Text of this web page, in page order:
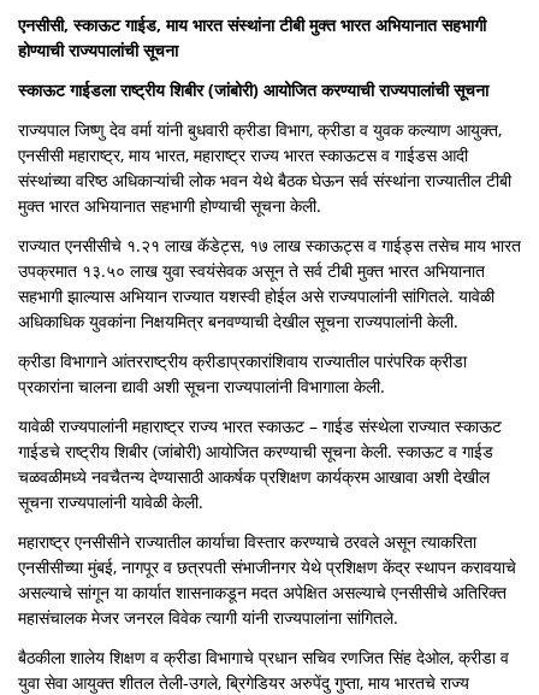
एनसीसी, स्काऊट गाईड, माय भारत संस्थांना टीबी मुक्त भारत अभियानात सहभागी
होण्याची राज्यपालांची सूचना
स्काऊट गाईडला राष्ट्रीय शिबीर (जांबोरी) आयोजित करण्याची राज्यपालांची सूचना
राज्यपाल जिष्णु देव वर्मा यांनी बुधवारी क्रीडा विभाग, क्रीडा व युवक कल्याण आयुक्त,
एनसीसी महाराष्ट्र, माय भारत, महाराष्ट्र राज्य भारत स्काऊटस व गाईडस आदी
संस्थांच्या वरिष्ठ अधिकाऱ्यांची लोक भवन येथे बैठक घेऊन सर्व संस्थांना राज्यातील टीबी
मुक्त भारत अभियानात सहभागी होण्याची सूचना केली.
राज्यात एनसीसीचे १.२१ लाख कॅडेट्स, १७ लाख स्काऊट्स व गाईड्स तसेच माय भारत
उपक्रमात १३.५० लाख युवा स्वयंसेवक असून ते सर्व टीबी मुक्त भारत अभियानात
सहभागी झाल्यास अभियान राज्यात यशस्वी होईल असे राज्यपालांनी सांगितले. यावेळी
अधिकाधिक युवकांना निक्षयमित्र बनवण्याची देखील सूचना राज्यपालांनी केली.
क्रीडा विभागाने आंतरराष्ट्रीय क्रीडाप्रकारांशिवाय राज्यातील पारंपरिक क्रीडा
प्रकारांना चालना द्यावी अशी सूचना राज्यपालांनी विभागाला केली.
यावेळी राज्यपालांनी महाराष्ट्र राज्य भारत स्काऊट – गाईड संस्थेला राज्यात स्काऊट
गाईडचे राष्ट्रीय शिबीर (जांबोरी) आयोजित करण्याची सूचना केली. स्काऊट व गाईड
चळवळीमध्ये नवचैतन्य देण्यासाठी आकर्षक प्रशिक्षण कार्यक्रम आखावा अशी देखील
सूचना राज्यपालांनी यावेळी केली.
महाराष्ट्र एनसीसीने राज्यातील कार्याचा विस्तार करण्याचे ठरवले असून त्याकरिता
एनसीसीच्या मुंबई, नागपूर व छत्रपती संभाजीनगर येथे प्रशिक्षण केंद्र स्थापन करावयाचे
असल्याचे सांगून या कार्यात शासनाकडून मदत अपेक्षित असल्याचे एनसीसीचे अतिरिक्त
महासंचालक मेजर जनरल विवेक त्यागी यांनी राज्यपालांना सांगितले.
बैठकीला शालेय शिक्षण व क्रीडा विभागाचे प्रधान सचिव रणजित सिंह देओल, क्रीडा व
युवा सेवा आयुक्त शीतल तेली-उगले, ब्रिगेडियर अरुपेंदु गुप्ता, माय भारतचे राज्य